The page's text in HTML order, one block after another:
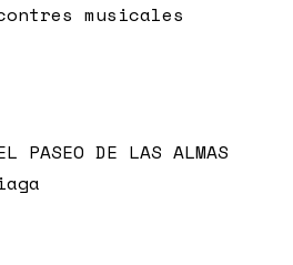
musicales
DE LAS ALMAS